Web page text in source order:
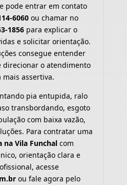
pode entrar em contato
6060ou chamar no
1856para explicar o
e solicitar orientação.
consegue entender
direcionar o atendimento
mais assertiva.
pia entupida, ralo
transbordando, esgoto
com baixa vazão,
Para contratar uma
na Vila Funchal com
orientação clara e
acesse
ou fale agora pelo